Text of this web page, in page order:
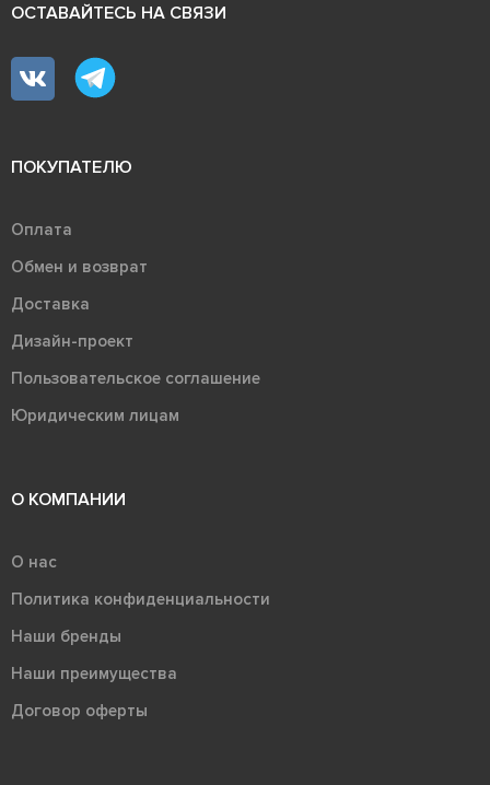
ОСТАВАЙТЕСЬ НА СВЯЗИ
ПОКУПАТЕЛЮ
Оплата
Обмен и возврат
Доставка
Дизайн-проект
Пользовательское соглашение
Юридическим лицам
О КОМПАНИИ
О нас
Политика конфиденциальности
Наши бренды
Наши преимущества
Договор оферты